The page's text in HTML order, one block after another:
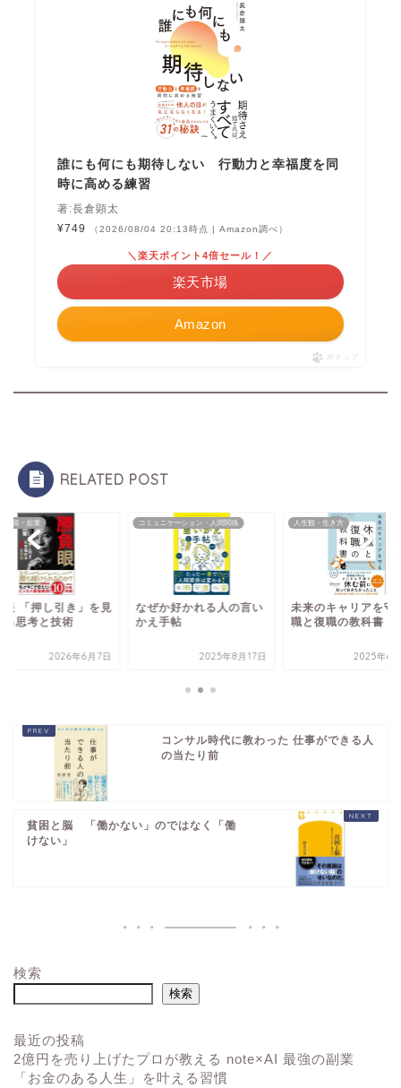
誰にも何にも期待しない 行動力と幸福度を同
時に高める練習
著:長倉顕太
¥749
（2026/08/04 20:13時点 | Amazon調べ）
Amazon
＼楽天ポイント4倍セール！／
楽天市場
ポチップ
RELATED POST
投資・起業
眼 「押し引き」を見
る思考と技術
2026年6月7日
コミュニケーション・人間関係
なぜか好かれる人の言い
かえ手帖
2025年8月17日
人生観・生き方
未来のキャリアを守
職と復職の教科書
2025年6
コンサル時代に教わった 仕事ができる人
の当たり前
貧困と脳 「働かない」のではなく「働
けない」
検索
検索
最近の投稿
2億円を売り上げたプロが教える note×AI 最強の副業
「お金のある人生」を叶える習慣